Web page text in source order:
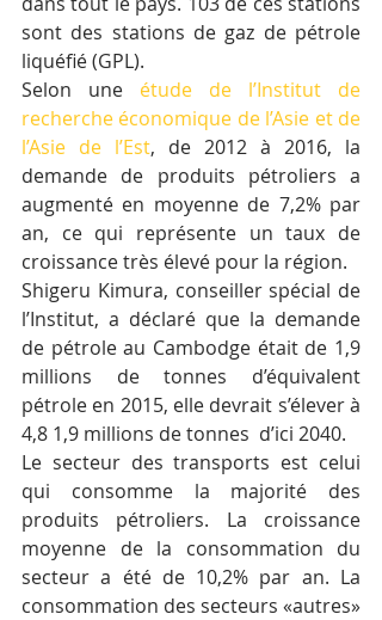
sont des stations de gaz de pétrole
liquéfié (GPL).
Selon une étude de l’Institut de
recherche économique de l’Asie et de
l’Asie de l’Est, de 2012 à 2016, la
demande de produits pétroliers a
augmenté en moyenne de 7,2% par
an, ce qui représente un taux de
croissance très élevé pour la région.
Shigeru Kimura, conseiller spécial de
l’Institut, a déclaré que la demande
de pétrole au Cambodge était de 1,9
millions de tonnes d’équivalent
pétrole en 2015, elle devrait s’élever à
4,8 1,9 millions de tonnes  d’ici 2040.
Le secteur des transports est celui
qui consomme la majorité des
produits pétroliers. La croissance
moyenne de la consommation du
secteur a été de 10,2% par an. La
consommation des secteurs «autres»